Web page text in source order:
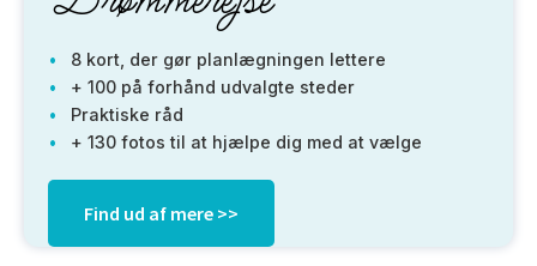
8 kort, der gør planlægningen lettere
+ 100 på forhånd udvalgte steder
Praktiske råd
+ 130 fotos til at hjælpe dig med at vælge
Find ud af mere >>